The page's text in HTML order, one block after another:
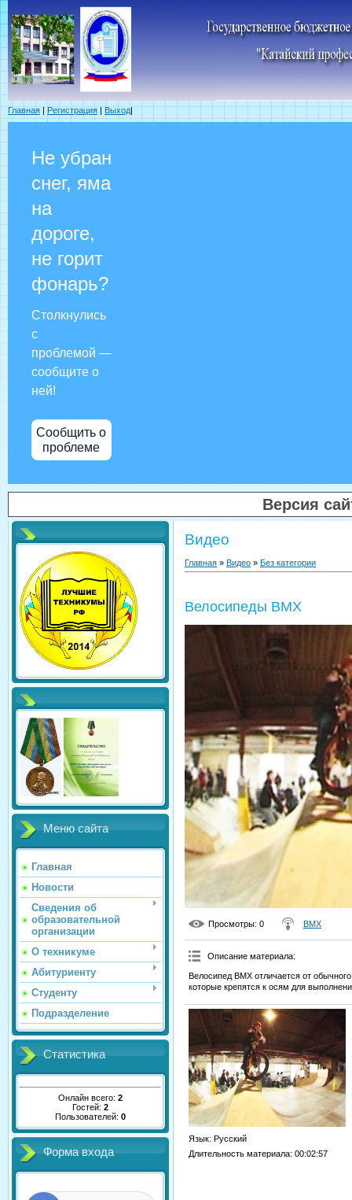
Главная | Регистрация | Выход|
Не убран
снег, яма
на
дороге,
не горит
фонарь?
Столкнулись
с
проблемой —
сообщите о
ней!
Сообщить о
проблеме
Версия
Меню сайта
Главная
Новости
Сведения об
образовательной
организации
О техникуме
Абитуриенту
Студенту
Подразделение
Статистика
Онлайн всего: 2
Гостей: 2
Пользователей: 0
Форма входа
Видео
Главная » Видео » Без категории
Велосипеды BMX
Просмотры: 0 BMX
Описание материала:
Велосипед BMX отличается от
которые крепятся к осям для
Язык: Русский
Длительность материала: 00:02:57